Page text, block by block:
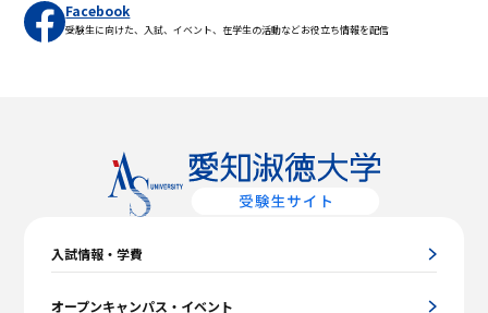
Facebook
受験生に向けた、入試、イベント、在学生の活動などお役立ち情報を配信
入試情報・学費
オープンキャンパス・イベント